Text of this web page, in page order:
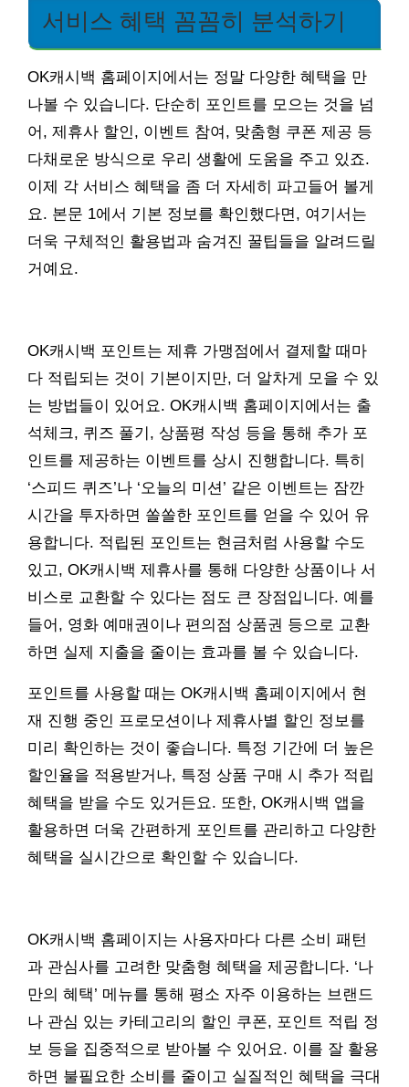
서비스 혜택 꼼꼼히 분석하기
OK캐시백 홈페이지에서는 정말 다양한 혜택을 만
나볼 수 있습니다. 단순히 포인트를 모으는 것을 넘
어, 제휴사 할인, 이벤트 참여, 맞춤형 쿠폰 제공 등
다채로운 방식으로 우리 생활에 도움을 주고 있죠.
이제 각 서비스 혜택을 좀 더 자세히 파고들어 볼게
요. 본문 1에서 기본 정보를 확인했다면, 여기서는
더욱 구체적인 활용법과 숨겨진 꿀팁들을 알려드릴
거예요.
OK캐시백 포인트는 제휴 가맹점에서 결제할 때마
다 적립되는 것이 기본이지만, 더 알차게 모을 수 있
는 방법들이 있어요. OK캐시백 홈페이지에서는 출
석체크, 퀴즈 풀기, 상품평 작성 등을 통해 추가 포
인트를 제공하는 이벤트를 상시 진행합니다. 특히
‘스피드 퀴즈’나 ‘오늘의 미션’ 같은 이벤트는 잠깐
시간을 투자하면 쏠쏠한 포인트를 얻을 수 있어 유
용합니다. 적립된 포인트는 현금처럼 사용할 수도
있고, OK캐시백 제휴사를 통해 다양한 상품이나 서
비스로 교환할 수 있다는 점도 큰 장점입니다. 예를
들어, 영화 예매권이나 편의점 상품권 등으로 교환
하면 실제 지출을 줄이는 효과를 볼 수 있습니다.
포인트를 사용할 때는 OK캐시백 홈페이지에서 현
재 진행 중인 프로모션이나 제휴사별 할인 정보를
미리 확인하는 것이 좋습니다. 특정 기간에 더 높은
할인율을 적용받거나, 특정 상품 구매 시 추가 적립
혜택을 받을 수도 있거든요. 또한, OK캐시백 앱을
활용하면 더욱 간편하게 포인트를 관리하고 다양한
혜택을 실시간으로 확인할 수 있습니다.
OK캐시백 홈페이지는 사용자마다 다른 소비 패턴
과 관심사를 고려한 맞춤형 혜택을 제공합니다. ‘나
만의 혜택’ 메뉴를 통해 평소 자주 이용하는 브랜드
나 관심 있는 카테고리의 할인 쿠폰, 포인트 적립 정
보 등을 집중적으로 받아볼 수 있어요. 이를 잘 활용
하면 불필요한 소비를 줄이고 실질적인 혜택을 극대